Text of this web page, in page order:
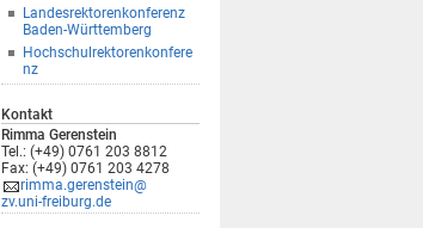
Landesrektorenkonferenz
Baden-Württemberg
Hochschulrektorenkonfere
nz
Kontakt
Rimma Gerenstein
Tel.: (+49) 0761 203 8812
Fax: (+49) 0761 203 4278
rimma.gerenstein@
zv.uni-freiburg.de